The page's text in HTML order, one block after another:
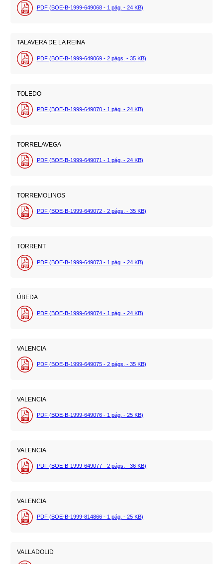
PDF (BOE-B-1999-649068 - 1 pág. - 24 KB)
TALAVERA DE LA REINA
PDF (BOE-B-1999-649069 - 2 págs. - 35 KB)
TOLEDO
PDF (BOE-B-1999-649070 - 1 pág. - 24 KB)
TORRELAVEGA
PDF (BOE-B-1999-649071 - 1 pág. - 24 KB)
TORREMOLINOS
PDF (BOE-B-1999-649072 - 2 págs. - 35 KB)
TORRENT
PDF (BOE-B-1999-649073 - 1 pág. - 24 KB)
ÚBEDA
PDF (BOE-B-1999-649074 - 1 pág. - 24 KB)
VALENCIA
PDF (BOE-B-1999-649075 - 2 págs. - 35 KB)
VALENCIA
PDF (BOE-B-1999-649076 - 1 pág. - 25 KB)
VALENCIA
PDF (BOE-B-1999-649077 - 2 págs. - 36 KB)
VALENCIA
PDF (BOE-B-1999-814866 - 1 pág. - 25 KB)
VALLADOLID